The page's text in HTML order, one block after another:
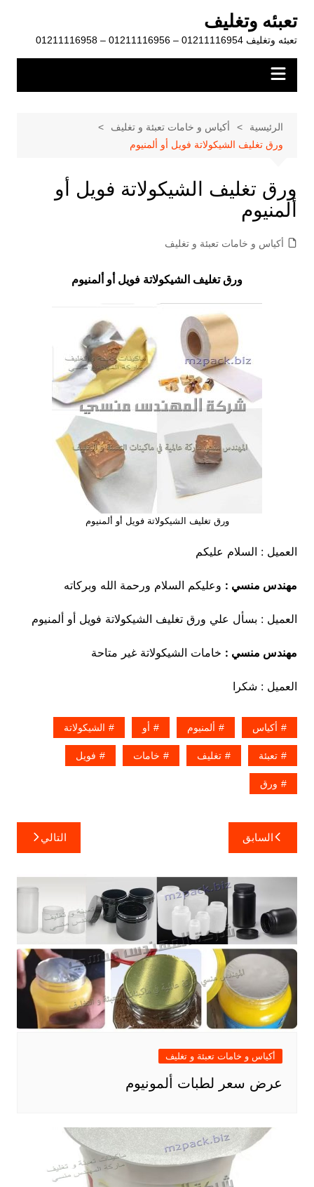
المحتوى
تعبئه وتغليف
تعبئه وتغليف 01211116954 – 01211116956 – 01211116958
الرئيسية
أكياس و خامات تعبئة و تغليف
ورق تغليف الشيكولاتة فويل أو ألمنيوم
ورق تغليف الشيكولاتة فويل أو
ألمنيوم
أكياس و خامات تعبئة و تغليف
ورق تغليف الشيكولاتة فويل أو ألمنيوم
ورق تغليف الشيكولاتة فويل أو ألمنيوم
العميل : السلام عليكم
مهندس منسي : وعليكم السلام ورحمة الله وبركاته
العميل : بسأل علي ورق تغليف الشيكولاتة فويل أو ألمنيوم
مهندس منسي : خامات الشيكولاتة غير متاحة
العميل : شكرا
أكياس ألمنيوم أو الشيكولاتة
تعبئة تغليف خامات فويل
ورق
تصفّح
المقالات
السابق التالي
أكياس و خامات تعبئة و تغليف
عرض سعر لطبات ألمونيوم